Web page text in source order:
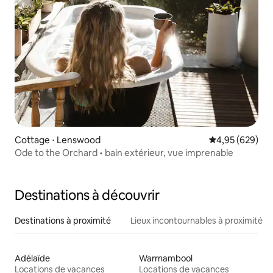
Cottage ⋅ Lenswood Évaluation
4,95 (629)
Ode to the Orchard • bain extérieur, vue imprenable
Destinations à découvrir
Destinations à proximité Lieux incontournables à proximité
Adélaïde
Locations de vacances
Warrnambool
Locations de vacances